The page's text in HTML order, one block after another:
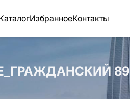
ИзбранноеКонтакты
89